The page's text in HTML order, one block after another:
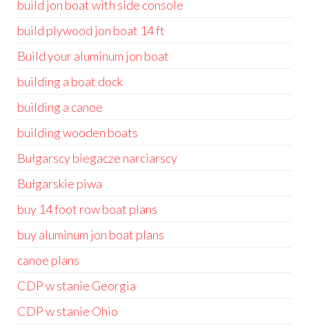
build jon boat with side console
build plywood jon boat 14 ft
Build your aluminum jon boat
building a boat dock
building a canoe
building wooden boats
Bułgarscy biegacze narciarscy
Bułgarskie piwa
buy 14 foot row boat plans
buy aluminum jon boat plans
canoe plans
CDP w stanie Georgia
CDP w stanie Ohio